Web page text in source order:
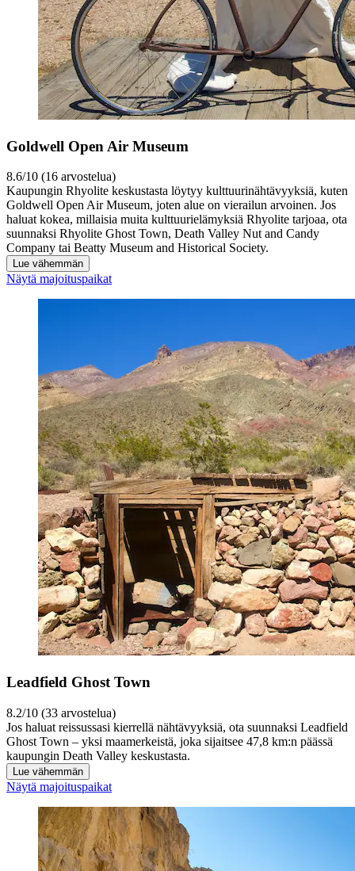
Goldwell Open Air Museum
8.6/10 (16 arvostelua)
Kaupungin Rhyolite keskustasta löytyy kulttuurinähtävyyksiä, kuten
Goldwell Open Air Museum, joten alue on vierailun arvoinen. Jos
haluat kokea, millaisia muita kulttuurielämyksiä Rhyolite tarjoaa, ota
suunnaksi Rhyolite Ghost Town, Death Valley Nut and Candy
Company tai Beatty Museum and Historical Society.
Lue vähemmän
Näytä majoituspaikat
Leadfield Ghost Town
8.2/10 (33 arvostelua)
Jos haluat reissussasi kierrellä nähtävyyksiä, ota suunnaksi Leadfield
Ghost Town – yksi maamerkeistä, joka sijaitsee 47,8 km:n päässä
kaupungin Death Valley keskustasta.
Lue vähemmän
Näytä majoituspaikat